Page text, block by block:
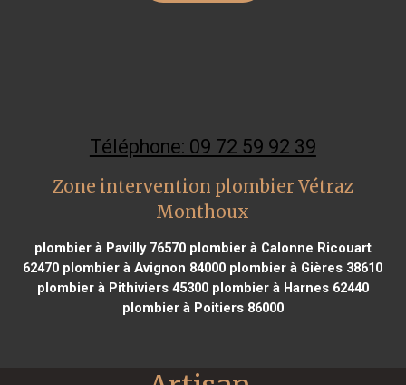
Téléphone: 09 72 59 92 39
Zone intervention plombier Vétraz
Monthoux
plombier à Pavilly 76570plombier à Calonne Ricouart
62470 plombier à Avignon 84000 plombier à Gières 38610
plombier à Pithiviers 45300plombier à Harnes 62440
plombier à Poitiers 86000